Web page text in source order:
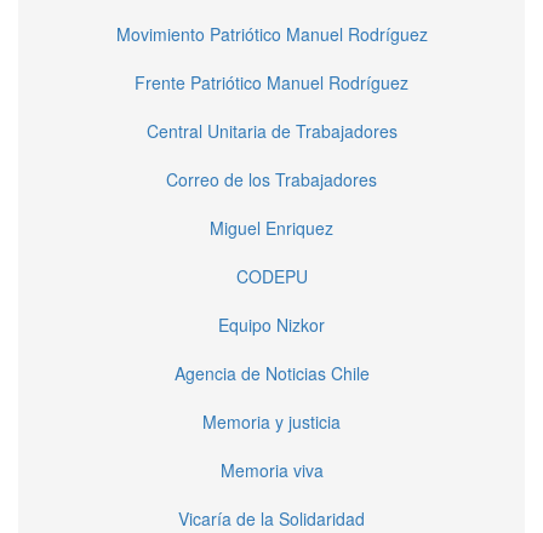
Movimiento Patriótico Manuel Rodríguez
Frente Patriótico Manuel Rodríguez
Central Unitaria de Trabajadores
Correo de los Trabajadores
Miguel Enriquez
CODEPU
Equipo Nizkor
Agencia de Noticias Chile
Memoria y justicia
Memoria viva
Vicaría de la Solidaridad